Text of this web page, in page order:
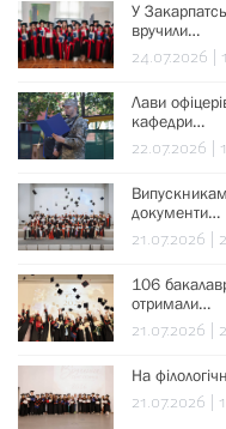
У
вручили…
24.07.2026 |
Лави
кафедри…
22.07.2026 |
Випускникам
документи…
21.07.2026 |
106
отримали…
21.07.2026 |
На
21.07.2026 |